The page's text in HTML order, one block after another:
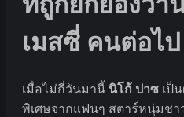
ที่ถูกยกย่องว่า
เมสซี่ คนต่อไป
เมื่อไม่กี่วันมานี้ นิโก้ ปาซ เป็
พิเศษจากแฟนๆ สตาร์หนุ่มชา